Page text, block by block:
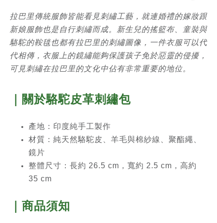
拉巴里傳統服飾皆能看見刺繡工藝，就連婚禮的嫁妝跟
新娘服飾也是自行刺繡而成。新生兒的搖籃布、童裝與
駱駝的鞍毯也都有拉巴里的刺繡圖像，一件衣服可以代
代相傳，衣服上的鏡繡能夠保護孩子免於惡靈的侵擾，
可見刺繡在拉巴里的文化中佔有非常重要的地位。
｜關於駱駝皮革刺繡包
產地：印度純手工製作
材質：純天然駱駝皮、羊毛與棉紗線、聚酯繩、
鏡片
整體尺寸：長約 26.5 cm，寬約 2.5 cm，高約
35 cm
｜商品須知